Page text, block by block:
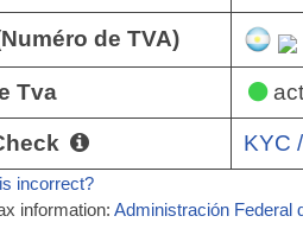
de TVA)
Tva
KYC
incorrect?
information: Administración Federal